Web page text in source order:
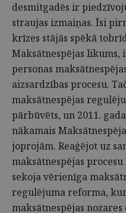
desmitgadēs ir
straujas izmaiņas. Īsi
krīzes stājās spēkā
Maksātnespējas likums,
personas
aizsardzības procesu.
maksātnespējas
pārbūvēts, un 2011.
nākamais
joprojām. Reaģējot uz
maksātnespējas
sekoja vērienīga
regulējuma reforma,
maksātnespējas